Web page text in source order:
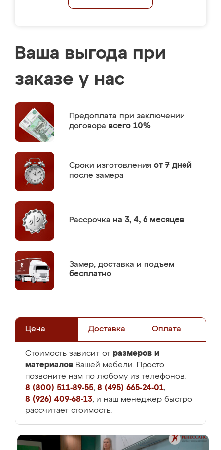
Ваша выгода при
заказе у нас
Предоплата при заключении
договора всего 10%
Сроки изготовления от 7 дней
после замера
Рассрочка на 3, 4, 6 месяцев
Замер, доставка и подъем
бесплатно
Цена Доставка Оплата
Стоимость зависит от размеров и
материалов Вашей мебели. Просто
позвоните нам по любому из телефонов:
8 (800) 511-89-55, 8 (495) 665-24-01,
8 (926) 409-68-13, и наш менеджер быстро
рассчитает стоимость.